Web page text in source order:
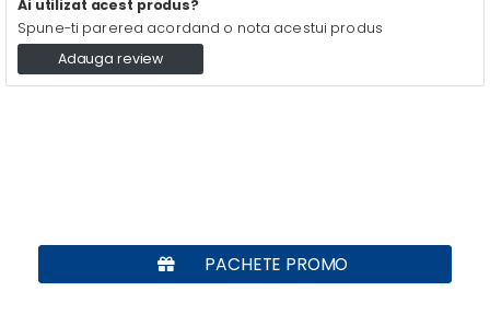
Ai utilizat acest produs?
Spune-ti parerea acordand o nota acestui produs
Adauga review
PACHETE PROMO